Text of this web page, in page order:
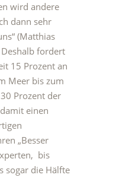
wird andere
dann sehr
(Matthias
fordert
15 Prozent an
Meer bis zum
Prozent der
einen
„Besser
bis
sogar die Hälfte